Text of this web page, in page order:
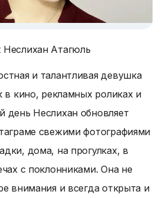
Атагюль
и талантливая девушка
в кино, рекламных роликах и
день Неслихан обновляет
свежими фотографиями
дома, на прогулках, в
с поклонниками. Она не
внимания и всегда открыта и